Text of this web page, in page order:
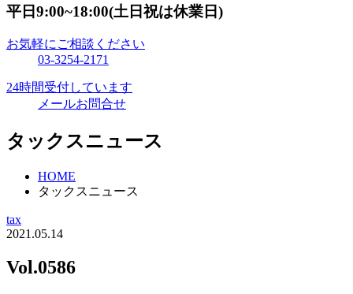
平日9:00~18:00(土日祝は休業日)
お気軽にご相談ください
03-3254-2171
24時間受付しています
メールお問合せ
タックスニュース
HOME
タックスニュース
tax
2021.05.14
Vol.0586